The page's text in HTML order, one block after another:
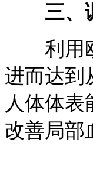
三、
利用欧
进而达到
人体体
改善局部